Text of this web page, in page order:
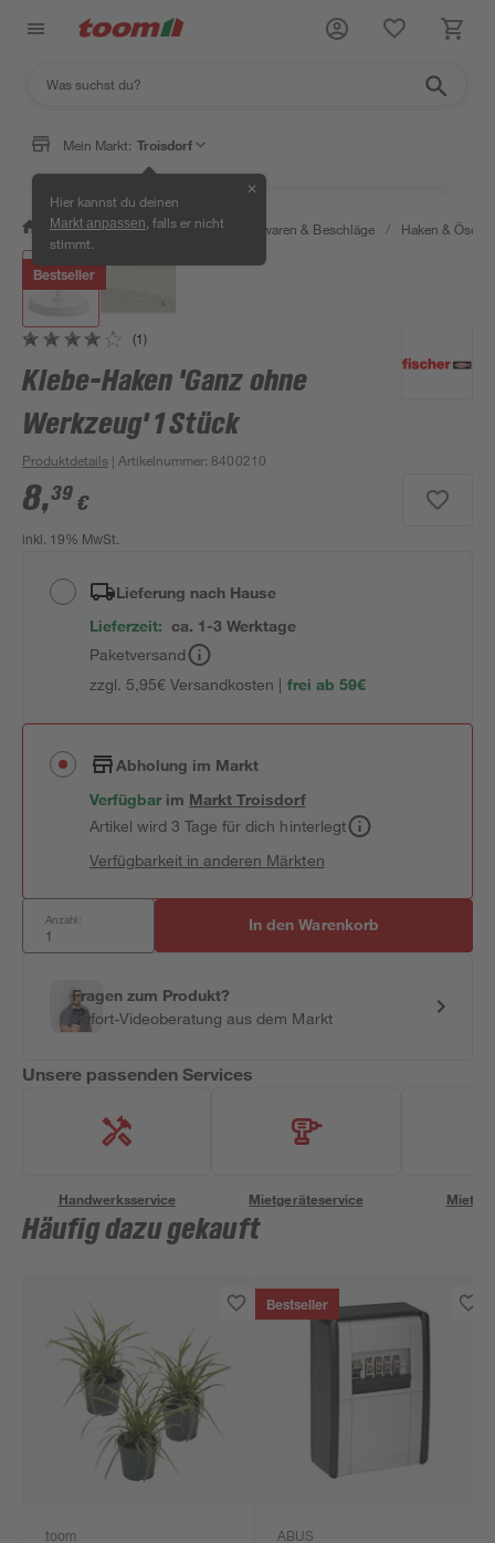
Mein Markt: Troisdorf
Hier kannst du deinen
Markt anpassen , falls er nicht
stimmt.
✕
/ Werkstatt & Maschinen / Eisenwaren & Beschläge / Haken & Ösen
Bestseller
(1)
Klebe-Haken 'Ganz ohne
Werkzeug' 1 Stück
Produktdetails | Artikelnummer: 8400210
8,39 €
inkl. 19% MwSt.
Lieferung nach Hause
Lieferzeit: ca. 1-3 Werktage
Paketversand
zzgl. 5,95€ Versandkosten | frei ab 59€
Abholung im Markt
Verfügbar im MarktTroisdorf
Artikel wird 3 Tage für dich hinterlegt
Verfügbarkeit in anderen Märkten
Anzahl: In den Warenkorb
Fragen zum Produkt?
Sofort-Videoberatung aus dem Markt
Unsere passenden Services
Handwerksservice Mietgeräteservice
Häufig dazu gekauft
toom
Bestseller
ABUS